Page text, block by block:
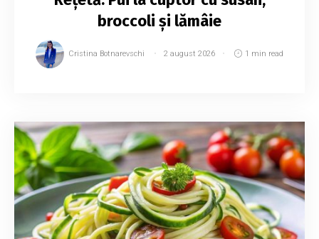
broccoli și lămâie
Cristina Botnarevschi 2 august 2026 1 min read